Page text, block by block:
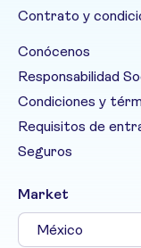
Contrato y
Conócenos
Responsabilidad
Condiciones y
Requisitos de
Seguros
Market